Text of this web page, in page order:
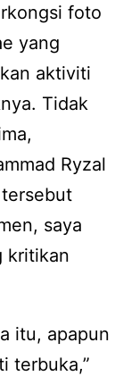
foto
yang
aktiviti
Tidak
Ryzal
saya
kritikan
itu, apapun
terbuka,”